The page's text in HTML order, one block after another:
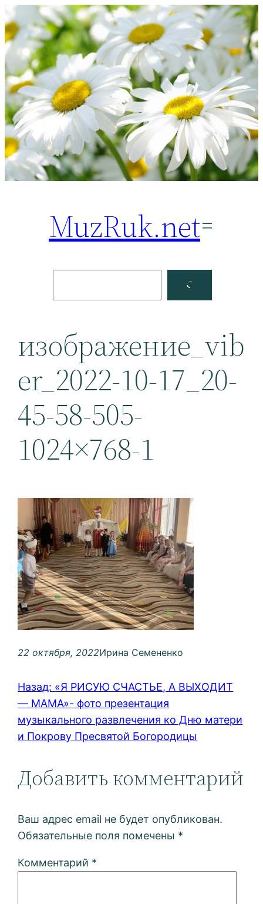
Перейти
к
содержимому
MuzRuk.net
Facebook
изображение_vib
er_2022-10-17_20-
45-58-505-
1024×768-1
22 октября, 2022Ирина Семененко
Назад: «Я РИСУЮ СЧАСТЬЕ, А ВЫХОДИТ
— МАМА»- фото презентация
музыкального развлечения ко Дню матери
и Покрову Пресвятой Богородицы
Добавить комментарий
Ваш адрес email не будет опубликован.
Обязательные поля помечены *
Комментарий *